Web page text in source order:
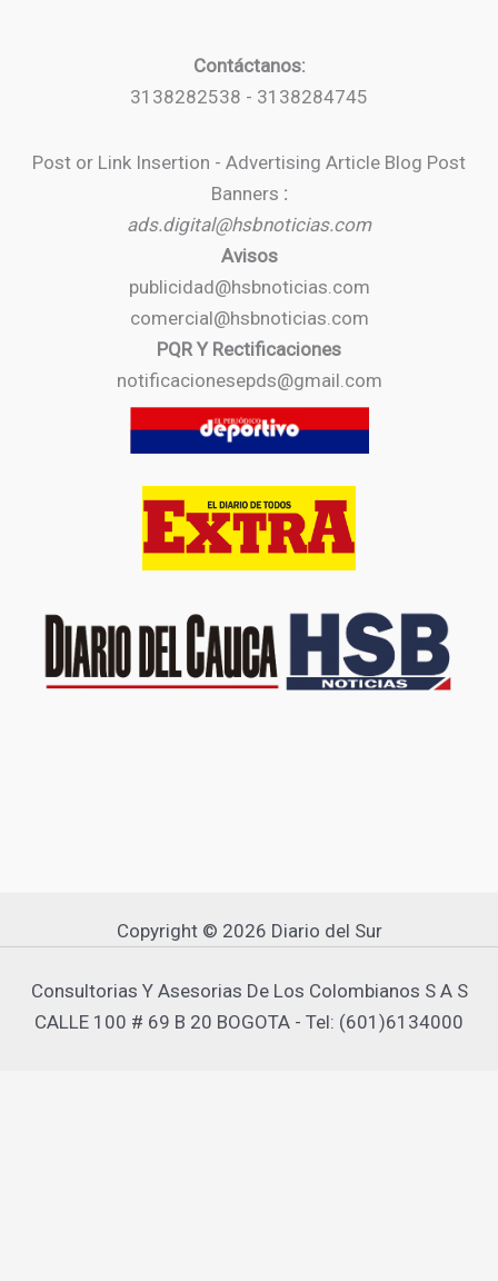
Contáctanos:
3138282538 - 3138284745
Post or Link Insertion - Advertising Article Blog Post
Banners :
ads.digital@hsbnoticias.com
Avisos
publicidad@hsbnoticias.com
comercial@hsbnoticias.com
PQR Y Rectificaciones
notificacionesepds@gmail.com
Copyright © 2026 Diario del Sur
Consultorias Y Asesorias De Los Colombianos S A S
CALLE 100 # 69 B 20 BOGOTA - Tel: (601)6134000